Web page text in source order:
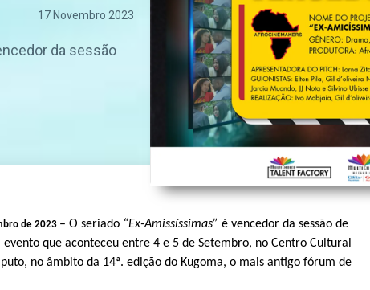
17 Novembro 2023
da sessão
de 2023 – O seriado “Ex-Amissíssimas” é vencedor da sessão de
evento que aconteceu entre 4 e 5 de Setembro, no Centro Cultural
no âmbito da 14ª. edição do Kugoma, o mais antigo fórum de